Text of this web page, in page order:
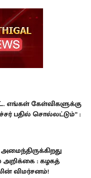
எங்கள் கேள்விகளுக்கு
பதில் சொல்லட்டும்” :
அறிக்கை : கழகத்
விமர்சனம்!